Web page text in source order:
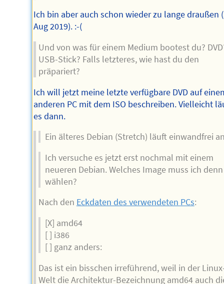
Ich bin aber auch schon wieder zu lange draußen
Aug 2019). :-(
Und von was für einem Medium bootest du?
USB-Stick? Falls letzteres, wie hast du den
präpariert?
Ich will jetzt meine letzte verfügbare DVD auf
anderen PC mit dem ISO beschreiben. Vielleicht
es dann.
Ein älteres Debian (Stretch) läuft einwandfrei
Ich versuche es jetzt erst nochmal mit einem
neueren Debian. Welches Image muss ich
wählen?
Nach den Eckdaten des verwendeten PCs:
[X] amd64
[ ] i386
[ ] ganz anders:
Das ist ein bisschen irreführend, weil in der
Welt die Architektur-Bezeichnung amd64 auch